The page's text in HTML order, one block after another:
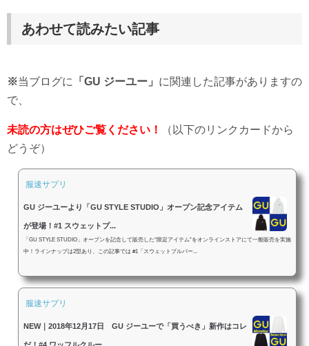
あわせて読みたい記事
※当ブログに 「GU ジーユー」 に関連した記事がありますの
で、
未読の方はぜひご覧ください！
（以下のリンクカードから
どうぞ）
服速サプリ
GU ジーユーより「GU STYLE STUDIO」オープン記念アイテム
が登場！#1 スウェットプ...
「GU STYLE STUDIO」オープンを記念して販売した“限定アイテム”をオンラインストアにて一般販売を実施
中！ラインナップは2型あり、この記事では #1「スウェットプルパー...
服速サプリ
NEW｜2018年12月17日 GU ジーユーで「買うべき」新作はコレ